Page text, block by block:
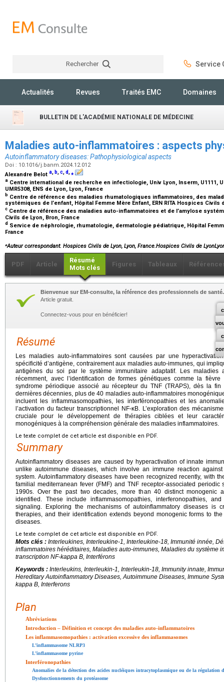
Rechercher Service
Actualités Revues Traités EMC Domaines
BULLETIN DE L'ACADÉMIE NATIONALE DE MÉDECINE
Maladies auto-inflammatoires : aspects
Autoinflammatory diseases: Pathophysiological aspects
Doi : 10.1016/j.banm.2024.12.012
Alexandre Belot a, b,c,d,⁎
a Centre international de recherche en infectiologie, Univ Lyon, Inserm, U1111,
UMR5308, ENS de Lyon, Lyon, France
b Centre de référence des maladies rhumatologiques inflammatoires, des
systémiques de l’enfant, Hôpital Femme Mère Enfant, ERN RITA Hospices Civils
c Centre de référence des maladies auto-inflammatoires et de l’amylose
Civils de Lyon, Bron, France
d Service de néphrologie, rhumatologie, dermatologie pédiatrique, Hôpital
France
⁎Auteur correspondant. Hospices Civils de Lyon, Lyon, France.Hospices Civils de
PDF Article
Résumé
Mots clés
Figures Tableaux
Bienvenue sur EM-consulte, la référence des professionnels de santé.
Article gratuit.
Connectez-vous pour en bénéficier!
Résumé
Les maladies auto-inflammatoires sont causées par une
spécificité d’antigène, contrairement aux maladies auto-immunes, qui
antigènes du soi par le système immunitaire adaptatif. Les maladies
récemment, avec l’identification de formes génétiques comme la
syndrome périodique associé au récepteur du TNF (TRAPS), dès la
dernières décennies, plus de 40 maladies auto-inflammatoires
incluent les inflammasomopathies, les interféronopathies et les
l’activation du facteur transcriptionnel NF-κB. L’exploration des
cruciale pour le développement de thérapies ciblées et leur
monogéniques à la compréhension générale des maladies inflammatoires.
Le texte complet de cet article est disponible en PDF.
Summary
Autoinflammatory diseases are caused by hyperactivation of innate
unlike autoimmune diseases, which involve an immune reaction
system. Autoinflammatory diseases have been recognized recently, with
familial mediterranean fever (FMF) and TNF receptor-associated
1990s. Over the past two decades, more than 40 distinct monogenic
identified. These include inflammasomopathies, interferonopathies,
signaling. Exploring the mechanisms of autoinflammatory diseases is
therapies, and their identification extends beyond monogenic forms to
diseases.
Le texte complet de cet article est disponible en PDF.
Mots clés : Interleukines, Interleukine-1, Interleukine-18, Immunité innée,
inflammatoires héréditaires, Maladies auto-immunes, Maladies du système
transcription NF-kappa B, Interférons
Keywords : Interleukins, Interleukin-1, Interleukin-18, Immunity innate,
Hereditary Autoinflammatory Diseases, Autoimmune Diseases, Immune
kappa B, Interferons
Plan
Abréviations
Introduction – Définition et concept des maladies auto-inflammatoires
Les inflammasomopathies : activation excessive des inflammasomes
L’inflammasome NLRP3
L’inflammasome pyrine
Interféronopathies
Anomalies de la détection des acides nucléiques intracytoplasmique ou de la régulation
Dysfonctionnements du protéasome